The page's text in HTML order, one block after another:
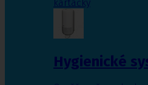
kartáčky
Hygienické